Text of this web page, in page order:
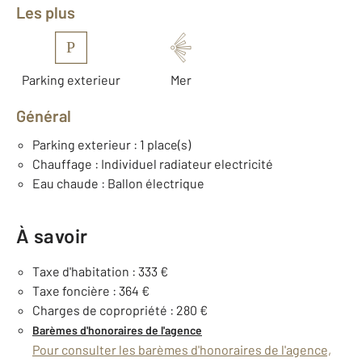
Les plus
P
Parking exterieur Mer
Général
Parking exterieur : 1 place(s)
Chauffage : Individuel radiateur electricité
Eau chaude : Ballon électrique
À savoir
Taxe d'habitation : 333 €
Taxe foncière : 364 €
Charges de copropriété : 280 €
Barèmes d'honoraires de l'agence
Pour consulter les barèmes d'honoraires de l'agence,